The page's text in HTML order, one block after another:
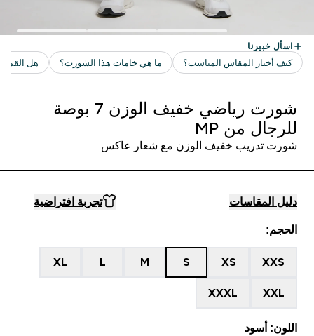
شورت رياضي خفيف الوزن 7 بوصة
للرجال من MP
شورت تدريب خفيف الوزن مع شعار عاكس
دليل المقاسات تجربة افتراضية
الحجم:
XXS
XS
S
M
L
XL
XXL
XXXL
اللون: أسود